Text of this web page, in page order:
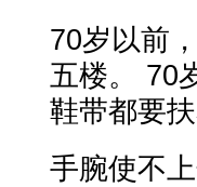
70岁以前
五楼。 70
鞋带都要
手腕使不